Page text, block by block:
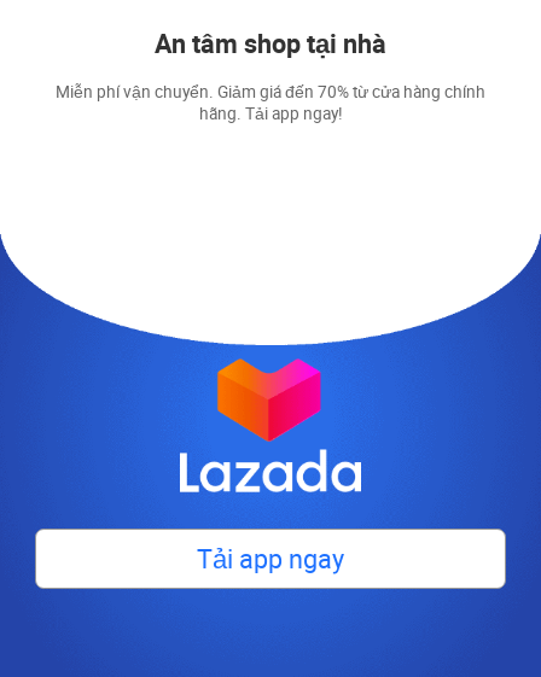
An tâm shop tại nhà
Miễn phí vận chuyển. Giảm giá đến 70% từ cửa hàng chính
hãng. Tải app ngay!
Tải app ngay